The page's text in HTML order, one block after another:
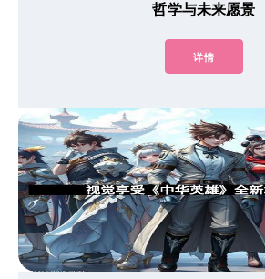
哲学与未来愿景
详情